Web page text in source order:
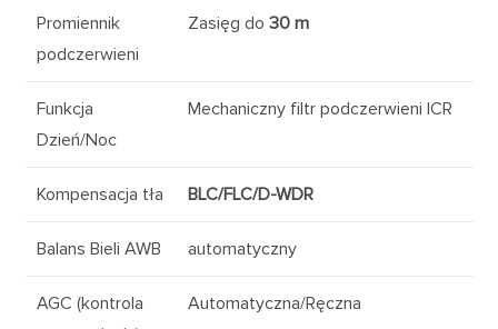
Promiennik
podczerwieni
Zasięg do 30 m
Funkcja
Dzień/Noc
Mechaniczny filtr podczerwieni ICR
Kompensacja tła BLC/FLC/D-WDR
Balans Bieli AWB automatyczny
AGC (kontrola
Automatyczna/Ręczna